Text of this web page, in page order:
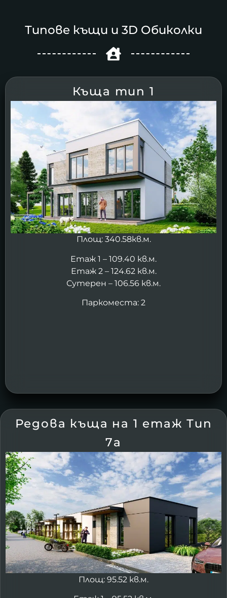
Типове къщи и 3D Обиколки
Къща тип 1
Площ: 340.58кв.м.
Етаж 1 – 109.40 кв.м.
Етаж 2 – 124.62 кв.м.
Сутерен – 106.56 кв.м.
Паркоместа: 2
Редова къща на 1 етаж Тип
7а
Площ: 95.52 кв.м.